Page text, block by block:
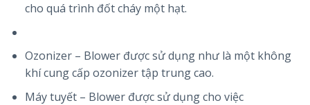
cho quá trình đốt cháy một hạt.
Ozonizer – Blower được sử dụng như là một không
khí cung cấp ozonizer tập trung cao.
Máy tuyết – Blower được sử dụng cho việc